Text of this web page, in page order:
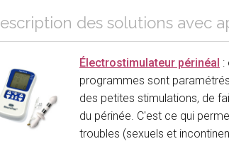
des solutions avec
Électrostimulateur périnéal :
programmes sont
des petites stimulations, de
du périnée. C'est ce qui
troubles (sexuels et